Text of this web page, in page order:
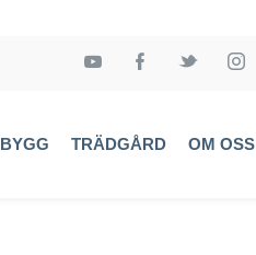
BYGG TRÄDGÅRD OM OSS